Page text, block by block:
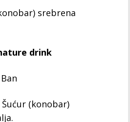
srebrena
drink
(konobar)